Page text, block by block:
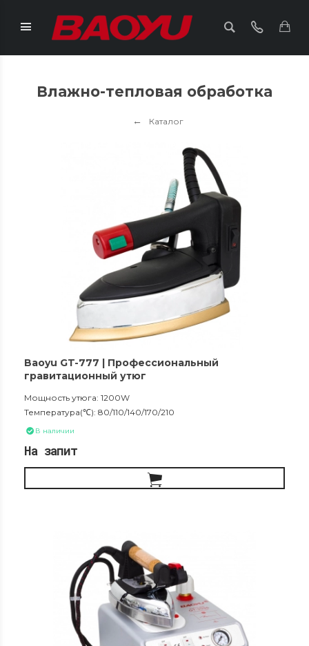
Влажно-тепловая обработка
Каталог
Baoyu GT-777 | Профессиональный
гравитационный утюг
Мощность утюга: 1200W
Температура(℃): 80/110/140/170/210
В наличии
На запит